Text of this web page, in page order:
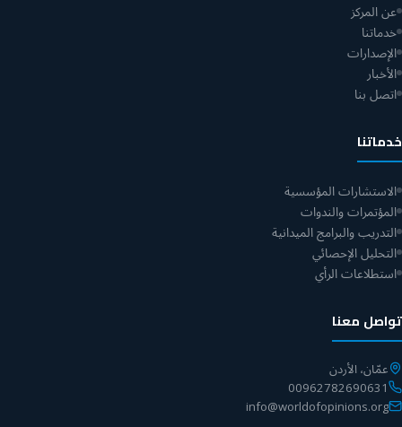
عن المركز
خدماتنا
الإصدارات
الأخبار
اتصل بنا
خدماتنا
الاستشارات المؤسسية
المؤتمرات والندوات
التدريب والبرامج الميدانية
التحليل الإحصائي
استطلاعات الرأي
تواصل معنا
عمّان، الأردن
00962782690631
info@worldofopinions.org